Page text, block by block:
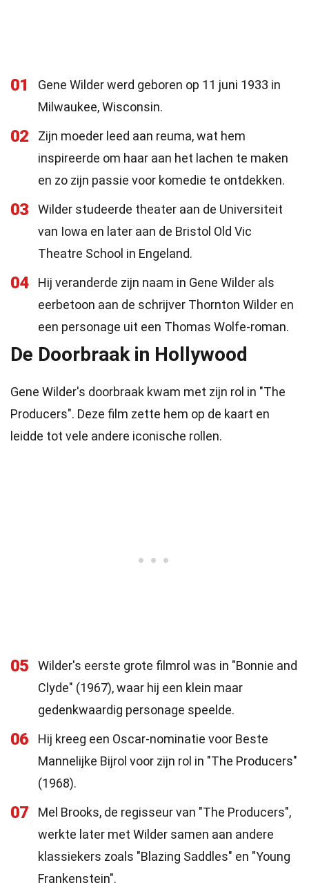
01
Gene Wilder werd geboren op 11 juni 1933 in
Milwaukee, Wisconsin.
02
Zijn moeder leed aan reuma, wat hem
inspireerde om haar aan het lachen te maken
en zo zijn passie voor komedie te ontdekken.
03
Wilder studeerde theater aan de Universiteit
van Iowa en later aan de Bristol Old Vic
Theatre School in Engeland.
04
Hij veranderde zijn naam in Gene Wilder als
eerbetoon aan de schrijver Thornton Wilder en
een personage uit een Thomas Wolfe-roman.
De Doorbraak in Hollywood
Gene Wilder's doorbraak kwam met zijn rol in "The
Producers". Deze film zette hem op de kaart en
leidde tot vele andere iconische rollen.
05
Wilder's eerste grote filmrol was in "Bonnie and
Clyde" (1967), waar hij een klein maar
gedenkwaardig personage speelde.
06
Hij kreeg een Oscar-nominatie voor Beste
Mannelijke Bijrol voor zijn rol in "The Producers"
(1968).
07
Mel Brooks, de regisseur van "The Producers",
werkte later met Wilder samen aan andere
klassiekers zoals "Blazing Saddles" en "Young
Frankenstein".